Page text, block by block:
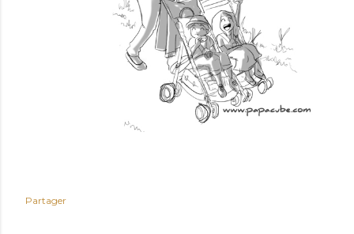
Partager